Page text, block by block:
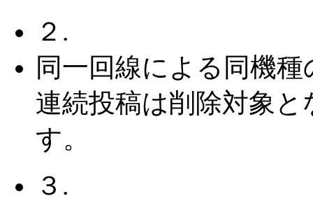
２.
同一回線による同機種
連続投稿は削除対象と
す。
３.